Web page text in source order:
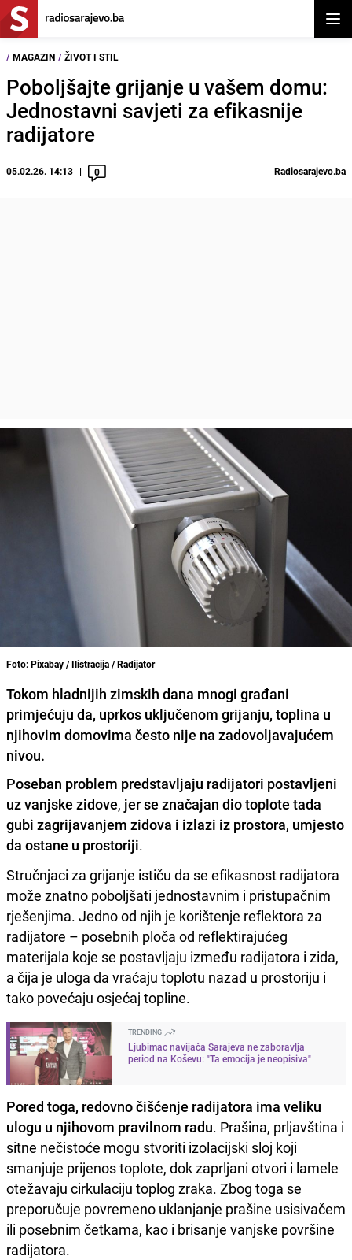
/ MAGAZIN / ŽIVOT I STIL
Poboljšajte grijanje u vašem domu:
Jednostavni savjeti za efikasnije
radijatore
05.02.26. 14:13 0 Radiosarajevo.ba
Foto: Pixabay / Ilistracija / Radijator
Tokom hladnijih zimskih dana mnogi građani
primjećuju da, uprkos uključenom grijanju, toplina u
njihovim domovima često nije na zadovoljavajućem
nivou.
Poseban problem predstavljaju radijatori postavljeni
uz vanjske zidove, jer se značajan dio toplote tada
gubi zagrijavanjem zidova i izlazi iz prostora, umjesto
da ostane u prostoriji.
Stručnjaci za grijanje ističu da se efikasnost radijatora
može znatno poboljšati jednostavnim i pristupačnim
rješenjima. Jedno od njih je korištenje reflektora za
radijatore – posebnih ploča od reflektirajućeg
materijala koje se postavljaju između radijatora i zida,
a čija je uloga da vraćaju toplotu nazad u prostoriju i
tako povećaju osjećaj topline.
TRENDING
Ljubimac navijača Sarajeva ne zaboravlja
period na Koševu: "Ta emocija je neopisiva"
Pored toga, redovno čišćenje radijatora ima veliku
ulogu u njihovom pravilnom radu. Prašina, prljavština i
sitne nečistoće mogu stvoriti izolacijski sloj koji
smanjuje prijenos toplote, dok zaprljani otvori i lamele
otežavaju cirkulaciju toplog zraka. Zbog toga se
preporučuje povremeno uklanjanje prašine usisivačem
ili posebnim četkama, kao i brisanje vanjske površine
radijatora.